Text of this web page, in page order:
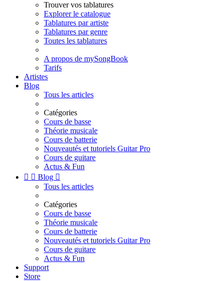
Trouver vos tablatures
Explorer le catalogue
Tablatures par artiste
Tablatures par genre
Toutes les tablatures
A propos de mySongBook
Tarifs
Artistes
Blog
Tous les articles
Catégories
Cours de basse
Théorie musicale
Cours de batterie
Nouveautés et tutoriels Guitar Pro
Cours de guitare
Actus & Fun
  Blog 
Tous les articles
Catégories
Cours de basse
Théorie musicale
Cours de batterie
Nouveautés et tutoriels Guitar Pro
Cours de guitare
Actus & Fun
Support
Store